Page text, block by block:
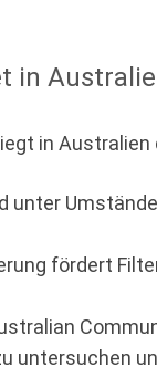
in
in
unter
fördert
untersuchen